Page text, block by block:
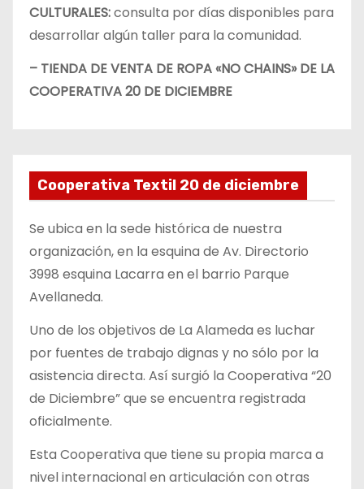
CULTURALES:consulta por días disponibles para
desarrollar algún taller para la comunidad.
– TIENDA DE VENTA DE ROPA «NO CHAINS» DE LA
COOPERATIVA 20 DE DICIEMBRE
Cooperativa Textil 20 de diciembre
Se ubica en la sede histórica de nuestra
organización, en la esquina de Av. Directorio
3998 esquina Lacarra en el barrio Parque
Avellaneda.
Uno de los objetivos de La Alameda es luchar
por fuentes de trabajo dignas y no sólo por la
asistencia directa. Así surgió la Cooperativa “20
de Diciembre” que se encuentra registrada
oficialmente.
Esta Cooperativa que tiene su propia marca a
nivel internacional en articulación con otras